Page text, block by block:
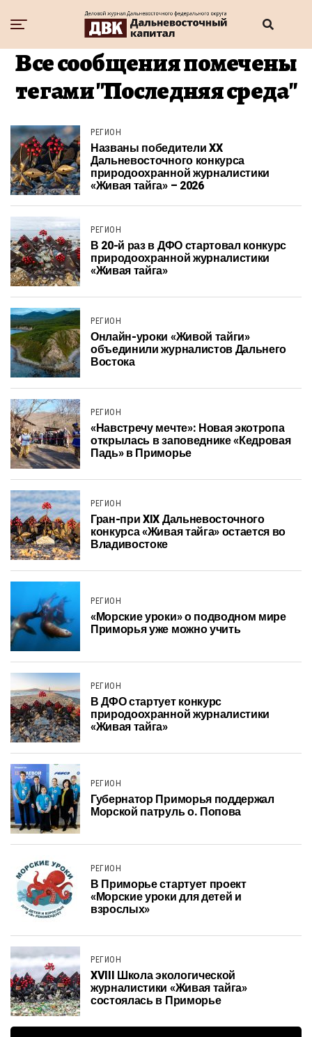
Все сообщения помечены
тегами "Последняя среда"
РЕГИОН
Названы победители XX
Дальневосточного конкурса
природоохранной журналистики
«Живая тайга» – 2026
РЕГИОН
В 20-й раз в ДФО стартовал конкурс
природоохранной журналистики
«Живая тайга»
РЕГИОН
Онлайн-уроки «Живой тайги»
объединили журналистов Дальнего
Востока
РЕГИОН
«Навстречу мечте»: Новая экотропа
открылась в заповеднике «Кедровая
Падь» в Приморье
РЕГИОН
Гран-при XIX Дальневосточного
конкурса «Живая тайга» остается во
Владивостоке
РЕГИОН
«Морские уроки» о подводном мире
Приморья уже можно учить
РЕГИОН
В ДФО стартует конкурс
природоохранной журналистики
«Живая тайга»
РЕГИОН
Губернатор Приморья поддержал
Морской патруль о. Попова
РЕГИОН
В Приморье стартует проект
«Морские уроки для детей и
взрослых»
РЕГИОН
XVIII Школа экологической
журналистики «Живая тайга»
состоялась в Приморье